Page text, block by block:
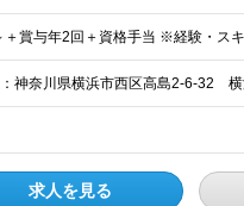
求人を見る